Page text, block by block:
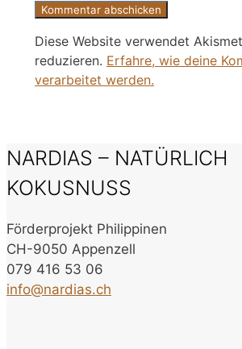
Diese Website verwendet
reduzieren. Erfahre, wie deine
verarbeitet werden.
NARDIAS – NATÜRLICH
KOKUSNUSS
Förderprojekt Philippinen
CH-9050 Appenzell
079 416 53 06
info@nardias.ch